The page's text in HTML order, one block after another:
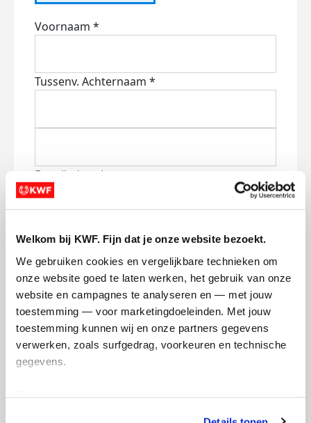
Welkom bij KWF. Fijn dat je onze website bezoekt.
We gebruiken cookies en vergelijkbare technieken om
onze website goed te laten werken, het gebruik van onze
website en campagnes te analyseren en — met jouw
toestemming — voor marketingdoeleinden. Met jouw
toestemming kunnen wij en onze partners gegevens
verwerken, zoals surfgedrag, voorkeuren en technische
gegevens.
Voornaam *
Tussenv. Achternaam *
E-mailadres *
Mobiel nummer
Ik blijf graag op de hoogte van nieuws,
acties en manieren waarop ik kan
bijdragen aan KWF via:
E-mail
Lees
hoe KWF omgaat met je
persoonsgegevens.
Jouw bericht op de actiepagina van Lainan